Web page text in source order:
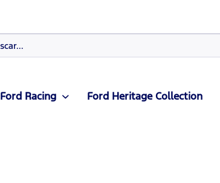
Ford Racing Ford Heritage Collection